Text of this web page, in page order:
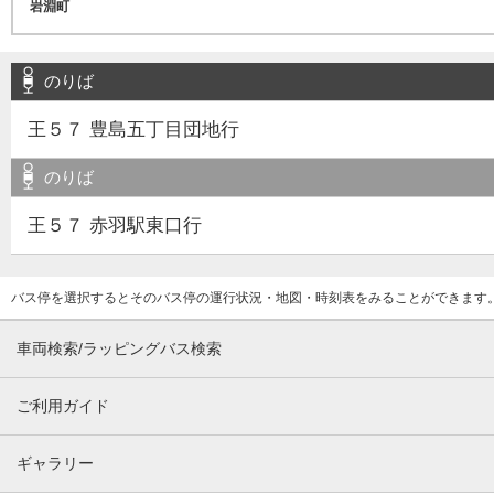
のりば
王５７ 豊島五丁目団地行
のりば
王５７ 赤羽駅東口行
バス停を選択するとそのバス停の運行状況・地図・時刻表をみることができます
車両検索/ラッピングバス検索
ご利用ガイド
ギャラリー